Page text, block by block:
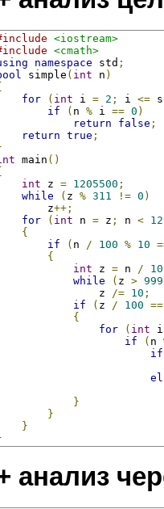
<iostream>
<cmath>
namespace std ;
simple ( int n )
for
( int i = 2 ; i <=
if
( n % i == 0 )
return
false ;
return true ;
main ()
int z = 1205500 ;
while
( z % 311 != 0 )
z
++;
for
( int n = z ; n <
{
if
( n / 100 % 10
{
int z = n /
while
( z >
z
/= 10 ;
if
( z / 100 ==
{
for
( int
if
( n
if
}
}
}
анализ